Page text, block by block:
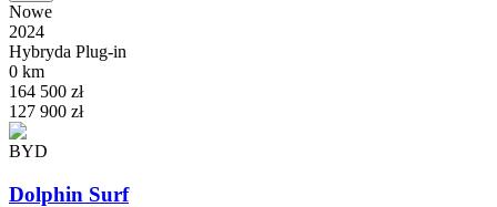
Nowe
2024
Hybryda Plug-in
0 km
164 500 zł
127 900 zł
BYD
Dolphin Surf